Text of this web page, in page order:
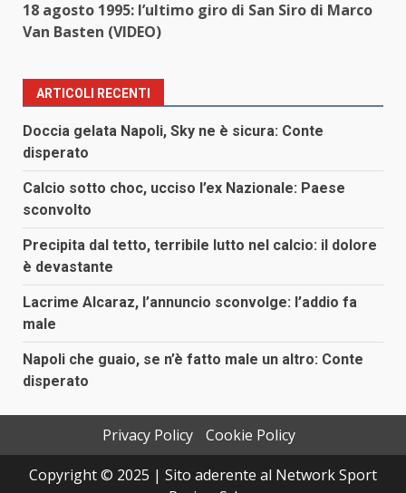
18 agosto 1995: l’ultimo giro di San Siro di Marco
Van Basten (VIDEO)
ARTICOLI RECENTI
Doccia gelata Napoli, Sky ne è sicura: Conte
disperato
Calcio sotto choc, ucciso l’ex Nazionale: Paese
sconvolto
Precipita dal tetto, terribile lutto nel calcio: il dolore
è devastante
Lacrime Alcaraz, l’annuncio sconvolge: l’addio fa
male
Napoli che guaio, se n’è fatto male un altro: Conte
disperato
Privacy Policy
Cookie Policy
Copyright © 2025 | Sito aderente al Network Sport